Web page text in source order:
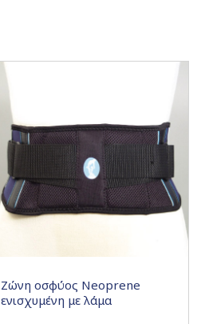
Ζώνη οσφύος Neoprene
ενισχυμένη με λάμα